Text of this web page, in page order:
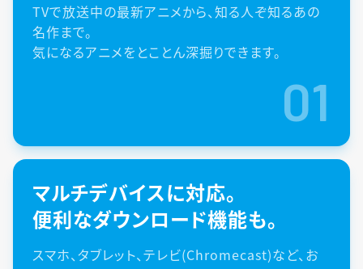
TVで放送中の最新アニメから、知る人ぞ知るあの
名作まで。
気になるアニメをとことん深掘りできます。
01
マルチデバイスに対応。
便利なダウンロード機能も。
スマホ、タブレット、テレビ(Chromecast)など、お